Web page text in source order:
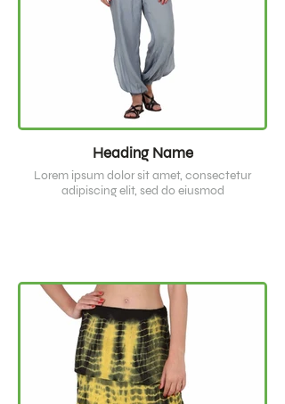
Heading Name
Lorem ipsum dolor sit amet, consectetur
adipiscing elit, sed do eiusmod